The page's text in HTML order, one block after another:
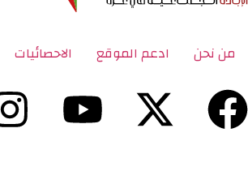
من نحن ادعم الموقع الاحصائيات